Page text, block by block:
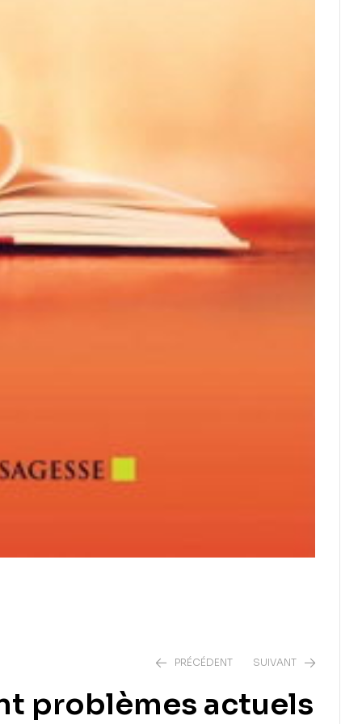
PRÉCÉDENT SUIVANT
problèmes actuels